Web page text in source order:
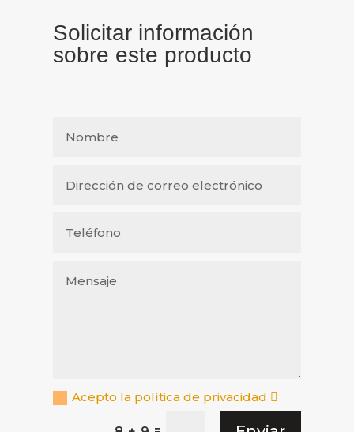
Solicitar información
sobre este producto
Acepto la política de privacidad